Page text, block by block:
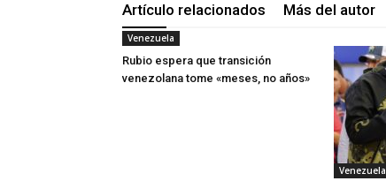
Artículo relacionados Más del autor
Venezuela
Rubio espera que transición
venezolana tome «meses, no años»
Venezuela